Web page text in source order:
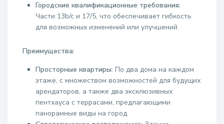
Городские квалификационные требования:
Части 13b/c и 17/5, что обеспечивает гибкость
для возможных изменений или улучшений.
Преимущества:
Просторные квартиры: По два дома на каждом
этаже, с множеством возможностей для будущих
арендаторов, а также два эксклюзивных
пентхауса с террасами, предлагающими
панорамные виды на город.